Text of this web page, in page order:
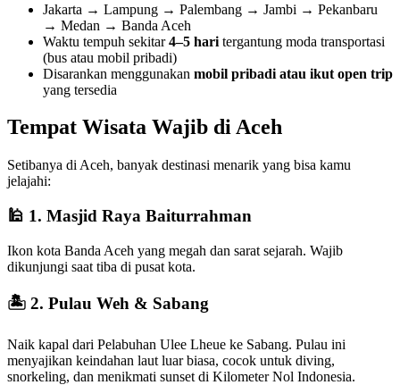
Jakarta → Lampung → Palembang → Jambi → Pekanbaru
→ Medan → Banda Aceh
Waktu tempuh sekitar4–5 hari tergantung moda transportasi
(bus atau mobil pribadi)
Disarankan menggunakan mobil pribadi atau ikut open trip
yang tersedia
Tempat Wisata Wajib di Aceh
Setibanya di Aceh, banyak destinasi menarik yang bisa kamu
jelajahi:
🕌 1. Masjid Raya Baiturrahman
Ikon kota Banda Aceh yang megah dan sarat sejarah. Wajib
dikunjungi saat tiba di pusat kota.
🏝️ 2. Pulau Weh & Sabang
Naik kapal dari Pelabuhan Ulee Lheue ke Sabang. Pulau ini
menyajikan keindahan laut luar biasa, cocok untuk diving,
snorkeling, dan menikmati sunset di Kilometer Nol Indonesia.